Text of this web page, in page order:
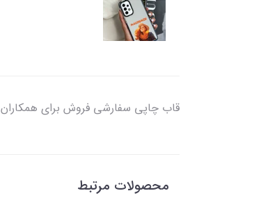
قاب چاپی سفارشی فروش برای همکاران
محصولات مرتبط